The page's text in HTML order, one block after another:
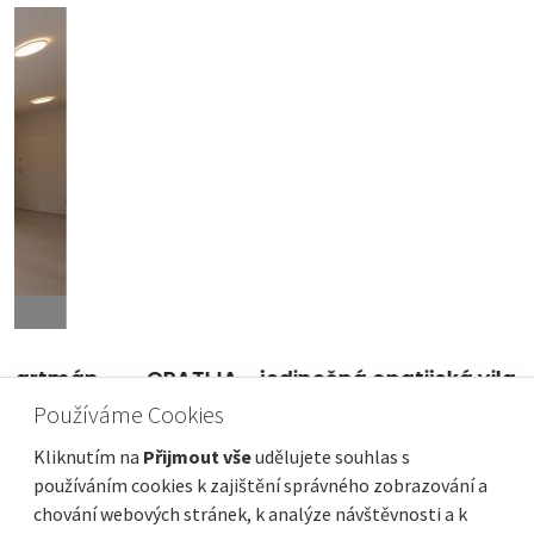
OPATIJA - jedinečná opatijská vila se 2
komfortními apartmány - 2. ŘADA K MOŘI!!!!
Cenana dotaz
Vzdálenost od moře
Plocha celkem
484 m² Obec, část obce
Opatija
Používáme Cookies
Kliknutím na Přijmout všeudělujete souhlas s
používáním cookies k zajištění správného zobrazování a
chování webových stránek, k analýze návštěvnosti a k